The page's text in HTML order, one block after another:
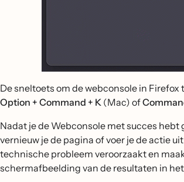
De sneltoets om de webconsole in Firefox
Option + Command + K (Mac) of
Nadat je de Webconsole met succes hebt
vernieuw je de pagina of voer je de actie
technische probleem veroorzaakt en
schermafbeelding van de resultaten in